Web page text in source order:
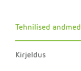
Tehnilised andmed
Kirjeldus